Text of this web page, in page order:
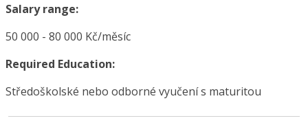
Salary range:
50 000 - 80 000 Kč/měsíc
Required Education:
Středoškolské nebo odborné vyučení s maturitou